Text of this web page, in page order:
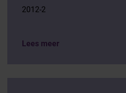
2012-2
Lees meer